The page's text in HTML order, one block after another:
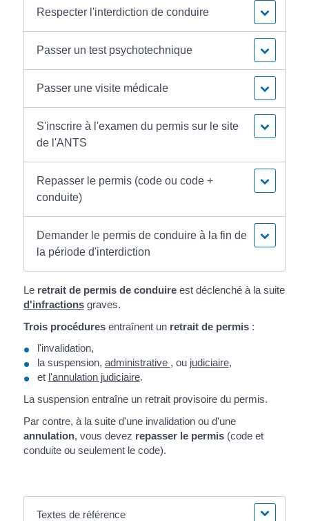
Respecter l'interdiction de conduire
Passer un test psychotechnique
Passer une visite médicale
S'inscrire à l'examen du permis sur le site
de l'ANTS
Repasser le permis (code ou code +
conduite)
Demander le permis de conduire à la fin de
la période d'interdiction
Le retrait de permis de conduireest déclenché à la suite
d'infractionsgraves.
Trois procéduresentraînent un retrait de permis:
l'invalidation,
la suspension, administrative , ou judiciaire,
et l'annulation judiciaire.
La suspension entraîne un retrait provisoire du permis.
Par contre, à la suite d'une invalidation ou d'une
annulation, vous devez repasser le permis(code et
conduite ou seulement le code).
Textes de référence